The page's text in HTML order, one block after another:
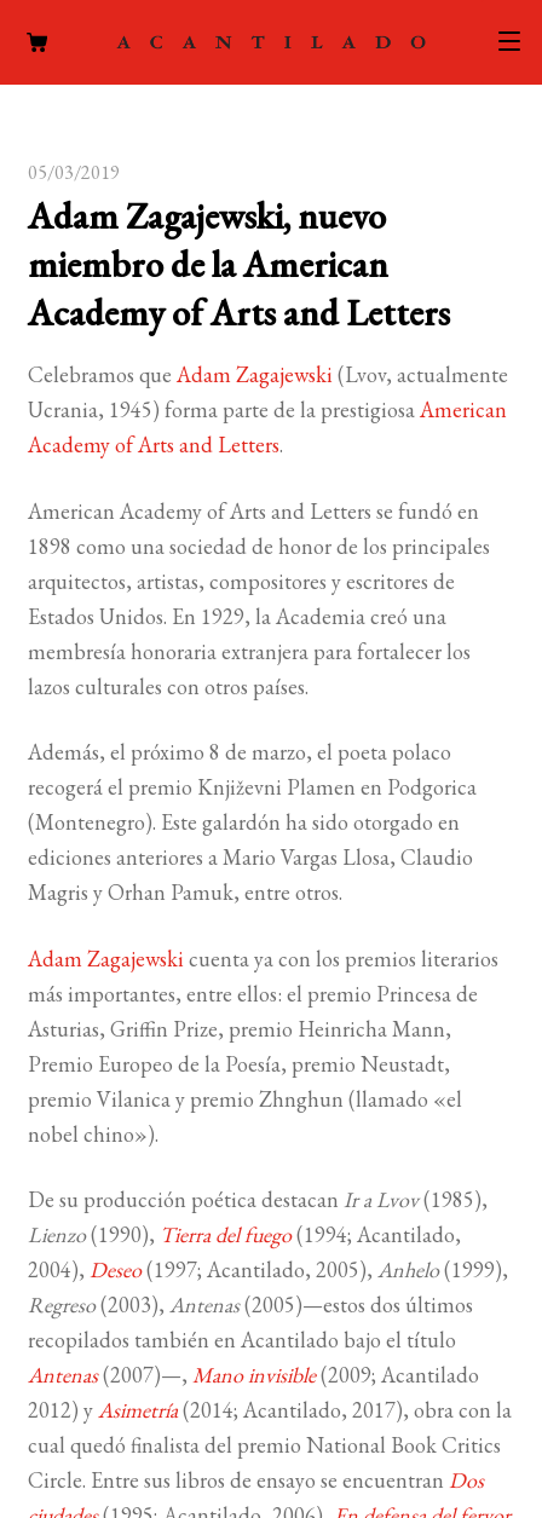
ACTUALIDAD
el
FOREIGN RIGHTS
MI CUENTA
BUSCAR
LISTA DE LIBROS
05/03/2019
Adam Zagajewski, nuevo
miembro de la American
Academy of Arts and Letters
Celebramos que Adam Zagajewski(Lvov, actualmente
Ucrania, 1945) forma parte de la prestigiosaAmerican
Academy of Arts and Letters.
American Academy of Arts and Letters se fundó en
1898 como una sociedad de honor de los principales
arquitectos, artistas, compositores y escritores de
Estados Unidos. En 1929, la Academia creó una
membresía honoraria extranjera para fortalecer los
lazos culturales con otros países.
Además, el próximo 8 de marzo, el poeta polaco
recogerá el premio Književni Plamen en Podgorica
(Montenegro). Este galardón ha sido otorgado en
ediciones anteriores a Mario Vargas Llosa, Claudio
Magris y Orhan Pamuk, entre otros.
Adam Zagajewskicuenta ya con los premios literarios
más importantes, entre ellos: el premio Princesa de
Asturias, Griffin Prize, premio Heinricha Mann,
Premio Europeo de la Poesía, premio Neustadt,
premio Vilanica y premio Zhnghun (llamado «el
nobel chino»).
De su producción poética destacan Ir a Lvov(1985),
Lienzo(1990), Tierra del fuego(1994; Acantilado,
2004), Deseo(1997; Acantilado, 2005), Anhelo(1999),
Regreso(2003), Antenas(2005)—estos dos últimos
recopilados también en Acantilado bajo el título
Antenas(2007)—, Mano invisible(2009; Acantilado
2012) yAsimetría(2014; Acantilado, 2017), obra con la
cual quedó finalista del premio National Book Critics
Circle. Entre sus libros de ensayo se encuentran Dos